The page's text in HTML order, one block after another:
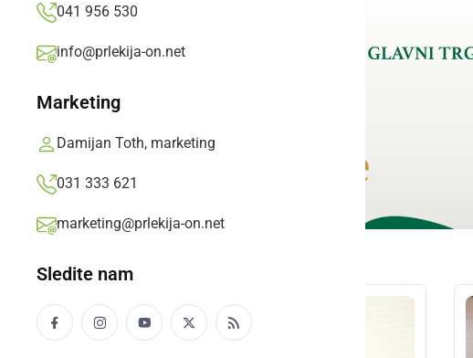
041 956 530
info@prlekija-on.net
Marketing
Damijan Toth, marketing
031 333 621
marketing@prlekija-on.net
Sledite nam